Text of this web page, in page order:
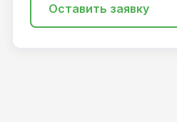
Оставить заявку